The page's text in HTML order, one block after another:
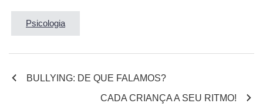
Psicologia
Navegação
BULLYING: DE QUE FALAMOS?
CADA CRIANÇA A SEU RITMO!